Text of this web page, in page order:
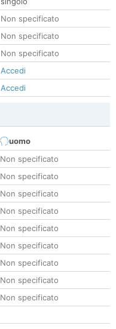
Non specificato
Non specificato
Non specificato
Accedi
Accedi
uomo
Non specificato
Non specificato
Non specificato
Non specificato
Non specificato
Non specificato
Non specificato
Non specificato
Non specificato